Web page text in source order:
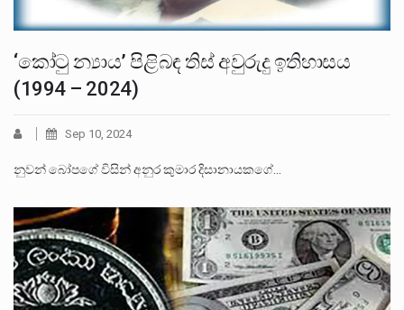
‘කෝටු න්‍යාය’ පිළිබඳ තිස් අවුරුදු ඉතිහාසය
(1994 – 2024)
Sep 10, 2024
නුවන් බෝපගේ විසින් අනුර කුමාර දිසානායකගේ…